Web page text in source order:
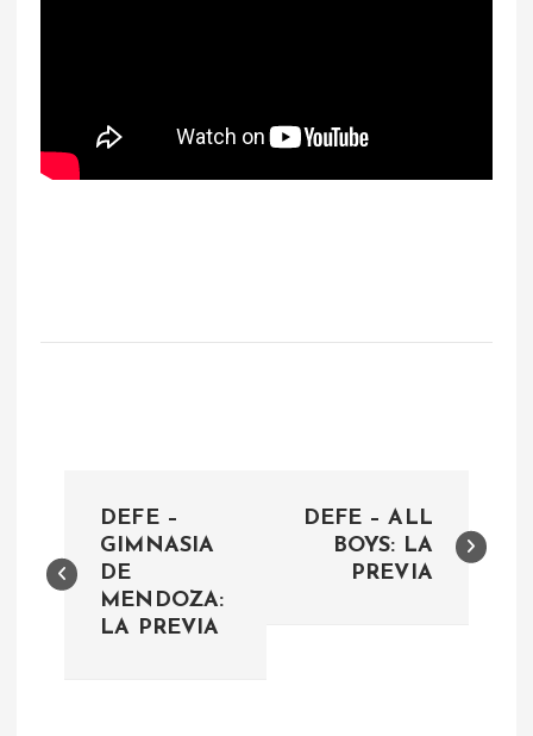
a
DEFE –
GIMNASIA
DE
MENDOZA:
LA PREVIA
DEFE – ALL
BOYS: LA
PREVIA